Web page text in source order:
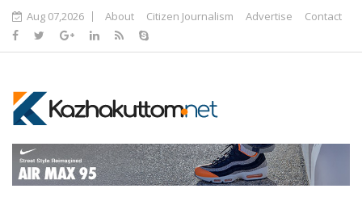
Aug 07,2026 About Citizen Journalism Advertise Contact